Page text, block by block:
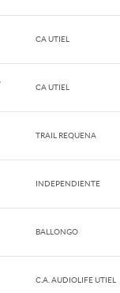
CA UTIEL
CA UTIEL
TRAIL REQUENA
INDEPENDIENTE
BALLONGO
C.A. AUDIOLIFE UTIEL